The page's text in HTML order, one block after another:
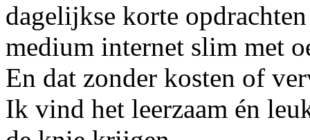
dagelijkse korte
medium internet slim met
En dat zonder kosten of
Ik vind het leerzaam én